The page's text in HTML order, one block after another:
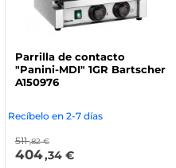
Parrilla de contacto
"Panini-MDI" 1GR Bartscher
A150976
Recíbelo en 2-7 días
511 ,82 €
404,34 €